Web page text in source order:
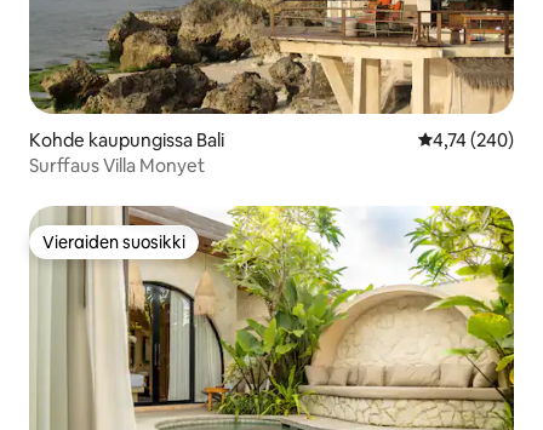
Kohde kaupungissa Bali
4,74 (240)
Surffaus Villa Monyet
Vieraiden suosikki
Vieraiden suosikki